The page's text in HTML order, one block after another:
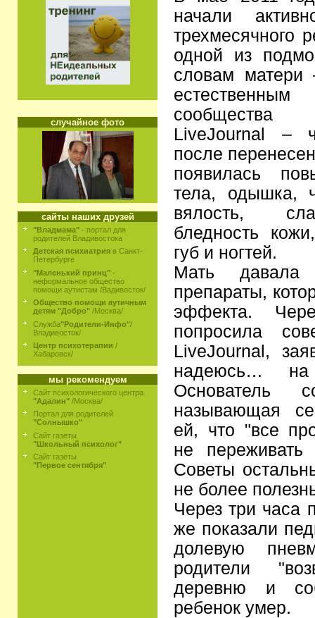
случайное фото
сайты наших друзей
"Владмама" - портал для
родителей Владивостока
Детская психиатрия в Санкт-
Петербурге
"Маленький принц" -
неформальное общество
помощи аутистам /Вадивосток/
Общество помощи аутичным
детям "Добро" /Москва/
Служба"Родители-Инфо"/
Владивосток/
Центр психотерапии /
Хабаровск/
мы рекомендуем
Сайт психологического центра
"Адалин" /Москва/
Портал для родителей
"Солнышко"
Сайт газеты
"Школьный психолог"
Сайт газеты
"Первое сентября"
начали
трехмесячного
одной из
словам матери
LiveJournal –
после
появилась
тела, одышка,
вялость,
бледность
губ и ногтей.
Мать давала
препараты,
эффекта.
попросила
LiveJournal,
надеюсь…
Основатель
называющая
ей, что "все
не переживать
Советы
не более
Через три часа
же показали
долевую
родители
деревню и
ребенок умер.